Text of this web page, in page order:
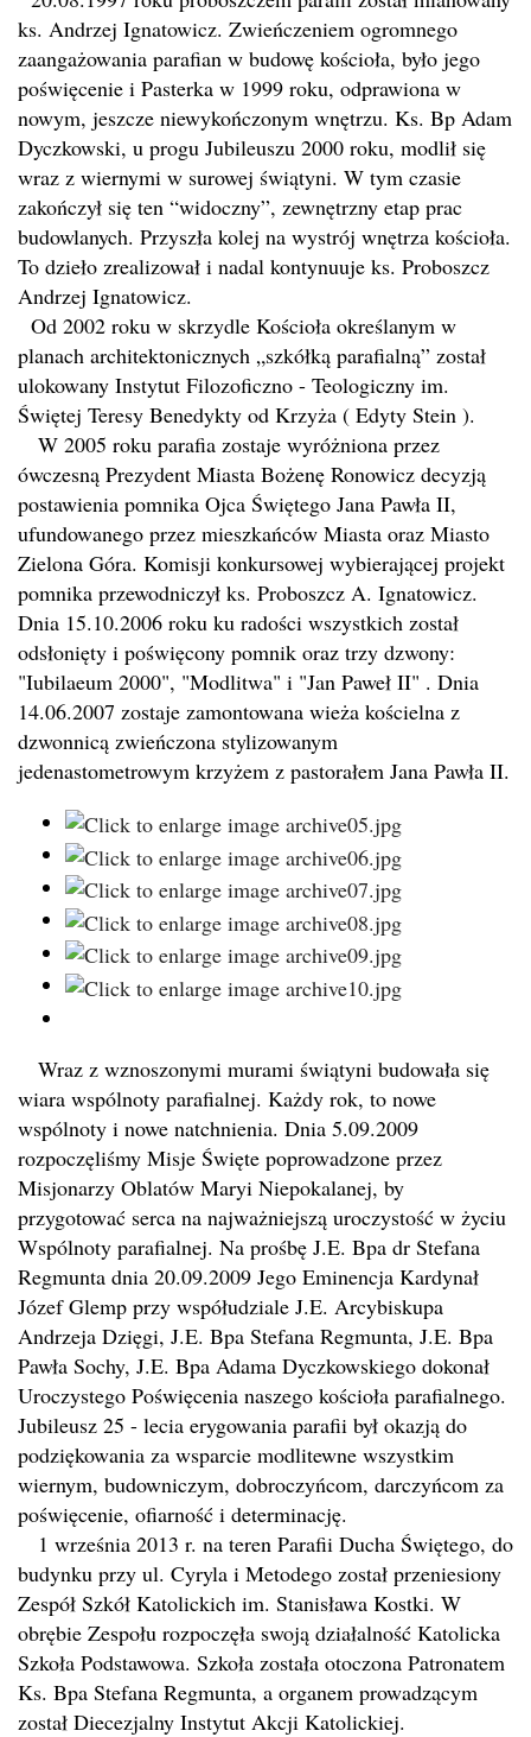
ks. Andrzej Ignatowicz. Zwieńczeniem ogromnego
zaangażowania parafian w budowę kościoła, było jego
poświęcenie i Pasterka w 1999 roku, odprawiona w
nowym, jeszcze niewykończonym wnętrzu. Ks. Bp Adam
Dyczkowski, u progu Jubileuszu 2000 roku, modlił się
wraz z wiernymi w surowej świątyni. W tym czasie
zakończył się ten “widoczny”, zewnętrzny etap prac
budowlanych. Przyszła kolej na wystrój wnętrza kościoła.
To dzieło zrealizował i nadal kontynuuje ks. Proboszcz
Andrzej Ignatowicz.
Od 2002 roku w skrzydle Kościoła określanym w
planach architektonicznych „szkółką parafialną” został
ulokowany Instytut Filozoficzno - Teologiczny im.
Świętej Teresy Benedykty od Krzyża ( Edyty Stein ).
W 2005 roku parafia zostaje wyróżniona przez
ówczesną Prezydent Miasta Bożenę Ronowicz decyzją
postawienia pomnika Ojca Świętego Jana Pawła II,
ufundowanego przez mieszkańców Miasta oraz Miasto
Zielona Góra. Komisji konkursowej wybierającej projekt
pomnika przewodniczył ks. Proboszcz A. Ignatowicz.
Dnia 15.10.2006 roku ku radości wszystkich został
odsłonięty i poświęcony pomnik oraz trzy dzwony:
"Iubilaeum 2000", "Modlitwa" i "Jan Paweł II" . Dnia
14.06.2007 zostaje zamontowana wieża kościelna z
dzwonnicą zwieńczona stylizowanym
jedenastometrowym krzyżem z pastorałem Jana Pawła II.
Wraz z wznoszonymi murami świątyni budowała się
wiara wspólnoty parafialnej. Każdy rok, to nowe
wspólnoty i nowe natchnienia. Dnia 5.09.2009
rozpoczęliśmy Misje Święte poprowadzone przez
Misjonarzy Oblatów Maryi Niepokalanej, by
przygotować serca na najważniejszą uroczystość w życiu
Wspólnoty parafialnej. Na prośbę J.E. Bpa dr Stefana
Regmunta dnia 20.09.2009 Jego Eminencja Kardynał
Józef Glemp przy współudziale J.E. Arcybiskupa
Andrzeja Dzięgi, J.E. Bpa Stefana Regmunta, J.E. Bpa
Pawła Sochy, J.E. Bpa Adama Dyczkowskiego dokonał
Uroczystego Poświęcenia naszego kościoła parafialnego.
Jubileusz 25 - lecia erygowania parafii był okazją do
podziękowania za wsparcie modlitewne wszystkim
wiernym, budowniczym, dobroczyńcom, darczyńcom za
poświęcenie, ofiarność i determinację.
1 września 2013 r. na teren Parafii Ducha Świętego, do
budynku przy ul. Cyryla i Metodego został przeniesiony
Zespół Szkół Katolickich im. Stanisława Kostki. W
obrębie Zespołu rozpoczęła swoją działalność Katolicka
Szkoła Podstawowa. Szkoła została otoczona Patronatem
Ks. Bpa Stefana Regmunta, a organem prowadzącym
został Diecezjalny Instytut Akcji Katolickiej.